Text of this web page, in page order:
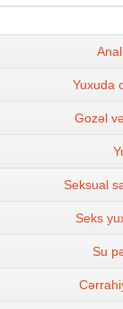
Yuxuda
Gozəl
Seksual
Seks
Su